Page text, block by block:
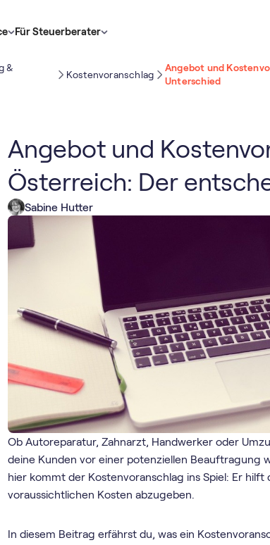
Für Steuerberater
&
Kostenvoranschlag
Angebot und
Unterschied
Angebot und
Österreich: Der
Sabine Hutter
Ob Autoreparatur, Zahnarzt, Handwerker oder
deine Kunden vor einer potenziellen Beauftragung
hier kommt der Kostenvoranschlag ins Spiel: Er
voraussichtlichen Kosten abzugeben.
In diesem Beitrag erfährst du, was ein